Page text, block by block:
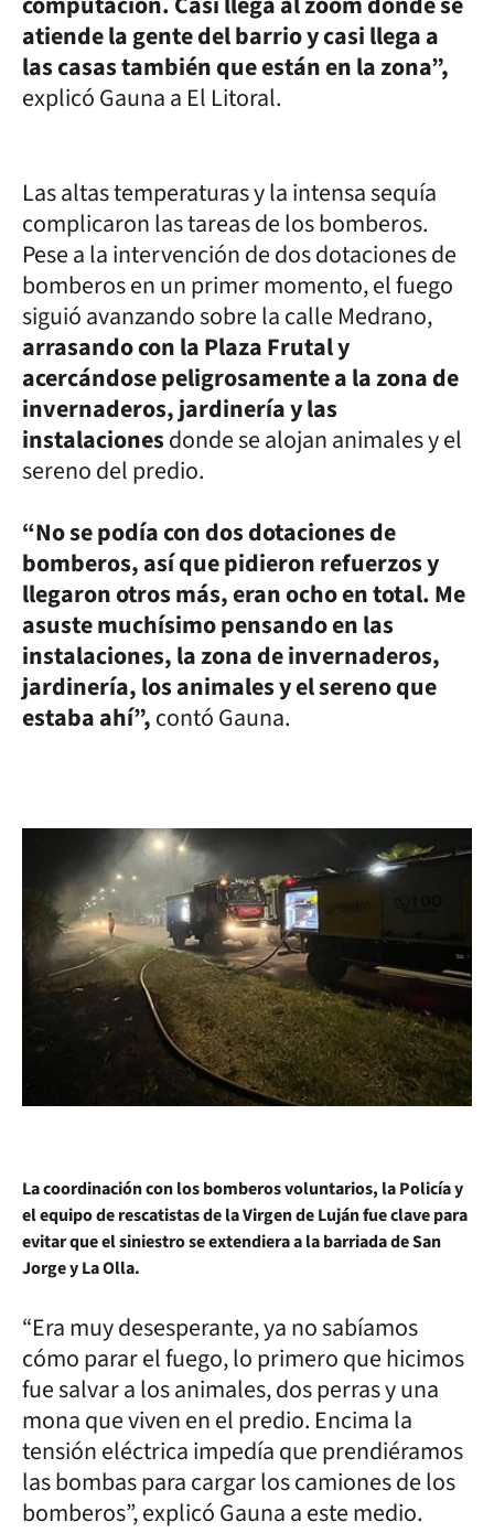
atiende la gente del barrio y casi llega a
las casas también que están en la zona”,
explicó Gauna a El Litoral.
Las altas temperaturas y la intensa sequía
complicaron las tareas de los bomberos.
Pese a la intervención de dos dotaciones de
bomberos en un primer momento, el fuego
siguió avanzando sobre la calle Medrano,
arrasando con la Plaza Frutal y
acercándose peligrosamente a la zona de
invernaderos, jardinería y las
instalacionesdonde se alojan animales y el
sereno del predio.
“No se podía con dos dotaciones de
bomberos, así que pidieron refuerzos y
llegaron otros más, eran ocho en total. Me
asuste muchísimo pensando en las
instalaciones, la zona de invernaderos,
jardinería, los animales y el sereno que
estaba ahí”,contó Gauna.
La coordinación con los bomberos voluntarios, la Policía y
el equipo de rescatistas de la Virgen de Luján fue clave para
evitar que el siniestro se extendiera a la barriada de San
Jorge y La Olla.
“Era muy desesperante, ya no sabíamos
cómo parar el fuego, lo primero que hicimos
fue salvar a los animales, dos perras y una
mona que viven en el predio. Encima la
tensión eléctrica impedía que prendiéramos
las bombas para cargar los camiones de los
bomberos”, explicó Gauna a este medio.